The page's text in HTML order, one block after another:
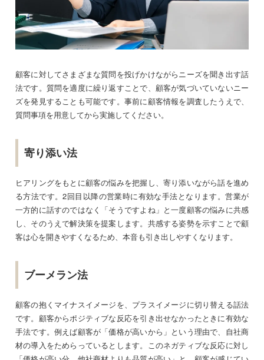
顧客に対してさまざまな質問を投げかけながらニーズを聞き出す話
法です。質問を適度に繰り返すことで、顧客が気づいていないニー
ズを発見することも可能です。事前に顧客情報を調査したうえで、
質問事項を用意してから実施してください。
寄り添い法
ヒアリングをもとに顧客の悩みを把握し、寄り添いながら話を進め
る方法です。2回目以降の営業時に有効な手法となります。営業が
一方的に話すのではなく「そうですよね」と一度顧客の悩みに共感
し、そのうえで解決策を提案します。共感する姿勢を示すことで顧
客は心を開きやすくなるため、本音も引き出しやすくなります。
ブーメラン法
顧客の抱くマイナスイメージを、プラスイメージに切り替える話法
です。顧客からポジティブな反応を引き出せなかったときに有効な
手法です。例えば顧客が「価格が高いから」という理由で、自社商
材の導入をためらっているとします。このネガティブな反応に対し